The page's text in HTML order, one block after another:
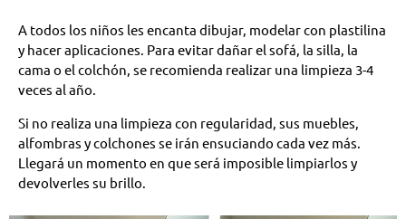
A todos los niños les encanta dibujar, modelar con plastilina
y hacer aplicaciones. Para evitar dañar el sofá, la silla, la
cama o el colchón, se recomienda realizar una limpieza 3-4
veces al año.
Si no realiza una limpieza con regularidad, sus muebles,
alfombras y colchones se irán ensuciando cada vez más.
Llegará un momento en que será imposible limpiarlos y
devolverles su brillo.